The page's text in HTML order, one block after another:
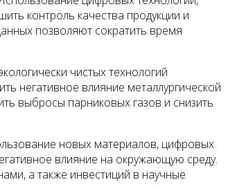
контроль качества продукции и
позволяют сократить время
чистых технологий
негативное влияние металлургической
выбросы парниковых газов и снизить
новых материалов, цифровых
влияние на окружающую среду.
а также инвестиций в научные